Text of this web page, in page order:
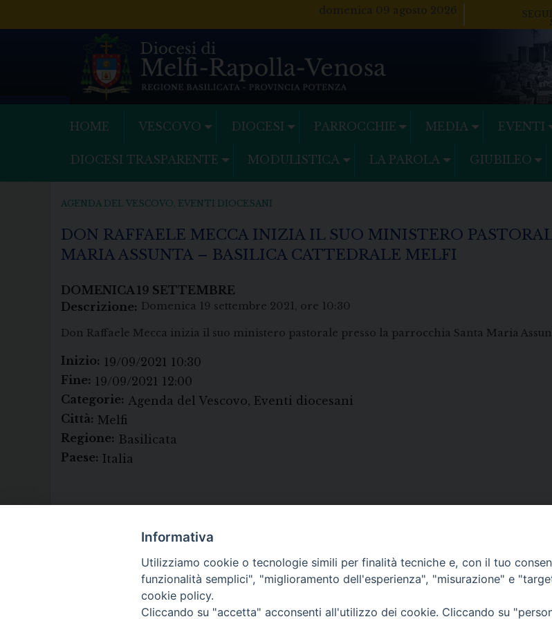
domenica 09 agosto 2026
HOME VESCOVO DIOCESI PARROCCHIE MEDIA EVENTI
DIOCESI TRASPARENTE MODULISTICA LA PAROLA GIUBILEO
AGENDA DEL VESCOVO EVENTI DIOCESANI
DON RAFFAELE MECCA INIZIA IL SUO MINISTERO
MARIA ASSUNTA – BASILICA CATTEDRALE MELFI
DOMENICA 19 SETTEMBRE
Descrizione: Domenica 19 settembre 2021, ore 10:30
Don Raffaele Mecca inizia il suo ministero pastorale presso la parrocchia Santa Maria
Inizio: 19/09/2021 10:30
Fine: 19/09/2021 12:00
Categorie: Agenda del Vescovo, Eventi diocesani
Città: Melfi
Regione: Basilicata
Paese: Italia
Informativa
Utilizziamo cookie o tecnologie simili per finalità tecniche e, con il tuo
funzionalità semplici", "miglioramento dell'esperienza", "misurazione" e
cookie policy.
Cliccando su "accetta" acconsenti all'utilizzo dei cookie. Cliccando su